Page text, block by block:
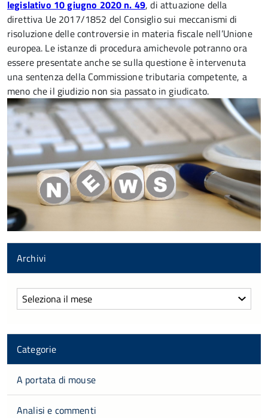
legislativo 10 giugno 2020 n. 49, di attuazione della
direttiva Ue 2017/1852 del Consiglio sui meccanismi di
risoluzione delle controversie in materia fiscale nell’Unione
europea. Le istanze di procedura amichevole potranno ora
essere presentate anche se sulla questione è intervenuta
una sentenza della Commissione tributaria competente, a
meno che il giudizio non sia passato in giudicato.
Archivi
Archivi
Categorie
A portata di mouse
Analisi e commenti